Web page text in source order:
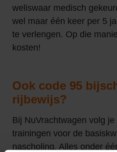
weliswaar medisch
wel maar één keer per 5
te verlengen. Op die
kosten!
Ook code 95
rijbewijs?
Bij NuVrachtwagen volg
trainingen voor de
nascholing. Alles onder